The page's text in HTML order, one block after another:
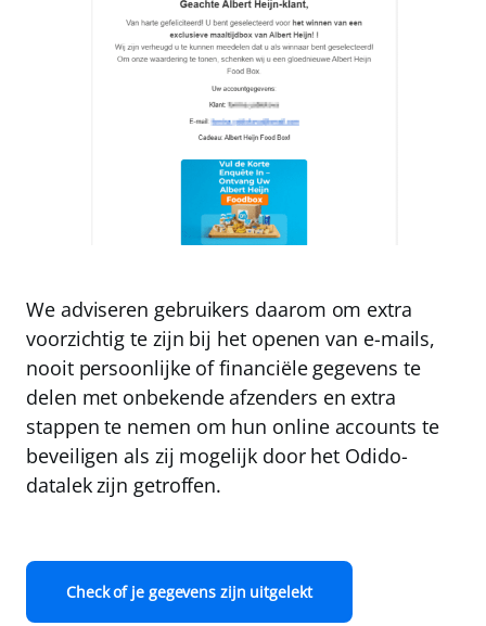
We adviseren gebruikers daarom om extra
voorzichtig te zijn bij het openen van e-mails,
nooit persoonlijke of financiële gegevens te
delen met onbekende afzenders en extra
stappen te nemen om hun online accounts te
beveiligen als zij mogelijk door het Odido-
datalek zijn getroffen.
Check of je gegevens zijn uitgelekt